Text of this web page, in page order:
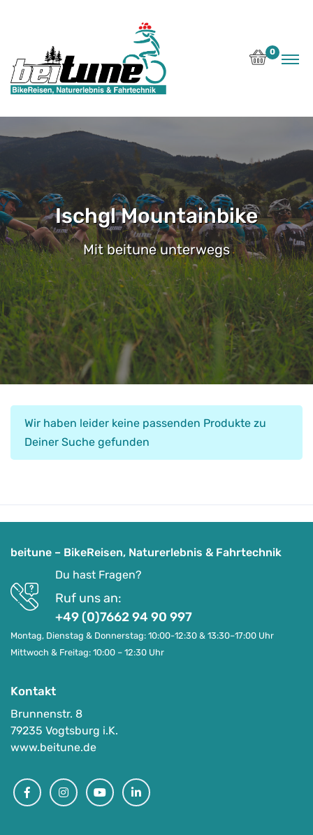
0
Ischgl Mountainbike
Mit beitune unterwegs
Wir haben leider keine passenden Produkte zu
Deiner Suche gefunden
beitune – BikeReisen, Naturerlebnis & Fahrtechnik
Du hast Fragen?
Ruf uns an:
+49 (0)7662 94 90 997
Montag, Dienstag & Donnerstag: 10:00-12:30 & 13:30–17:00 Uhr
Mittwoch & Freitag: 10:00 – 12:30 Uhr
Kontakt
Brunnenstr. 8
79235 Vogtsburg i.K.
www.beitune.de
FacebookInstagramYoutubeLinkedin